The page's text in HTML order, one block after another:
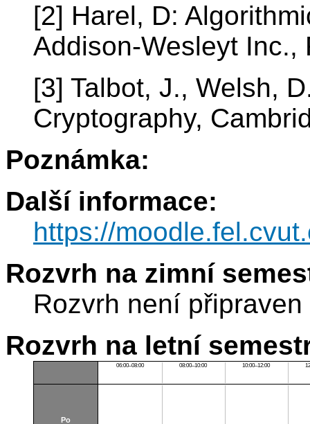
[2] Harel, D:
Addison-Wesleyt Inc.,
[3] Talbot, J., Welsh,
Cryptography,
Poznámka:
Další informace:
https://
Rozvrh na zimní
Rozvrh není připraven
Rozvrh na letní
06:00–08:00 08:00–10:00 10:00–12:00
Po